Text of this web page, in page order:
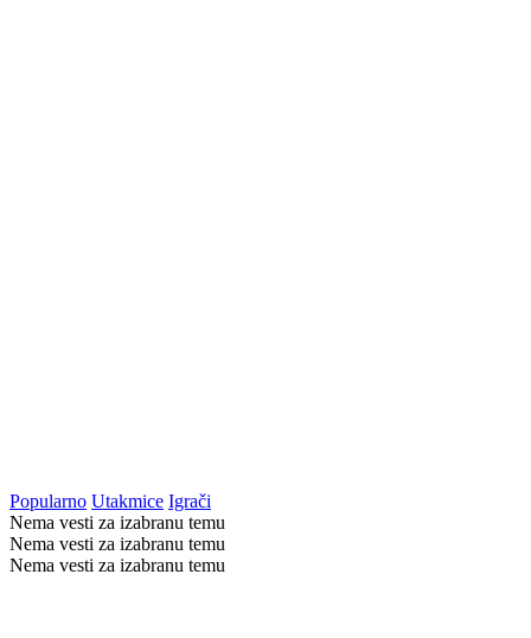
Popularno Utakmice Igrači
Nema vesti za izabranu temu
Nema vesti za izabranu temu
Nema vesti za izabranu temu